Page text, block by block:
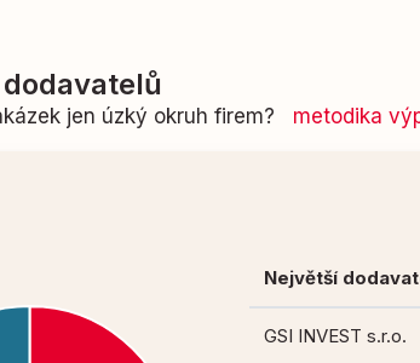
jen úzký okruh firem? metodika
Největší
GSI INVEST s.r.o.